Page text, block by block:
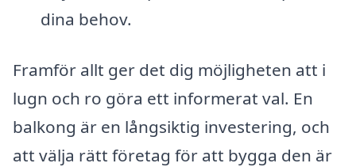
dina behov.
Framför allt ger det dig möjligheten att i
lugn och ro göra ett informerat val. En
balkong är en långsiktig investering, och
att välja rätt företag för att bygga den är